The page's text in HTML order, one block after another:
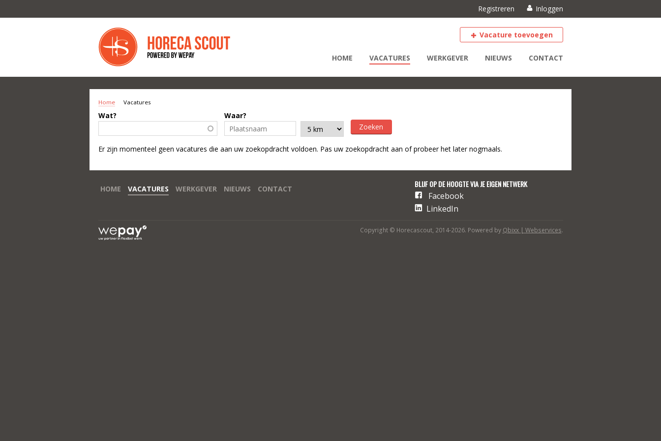
Registreren Inloggen
Vacature toevoegen
HOME VACATURES WERKGEVER NIEUWS CONTACT
U BENT HIER
Home Vacatures
Wat? Waar?
Er zijn momenteel geen vacatures die aan uw zoekopdracht voldoen. Pas uw zoekopdracht aan of probeer het later nogmaals.
HOME VACATURES WERKGEVER NIEUWS CONTACT BLIJF OP DE HOOGTE VIA JE EIGEN NETWERK
Facebook
LinkedIn
Copyright © Horecascout, 2014-2026. Powered by Qbixx | Webservices.